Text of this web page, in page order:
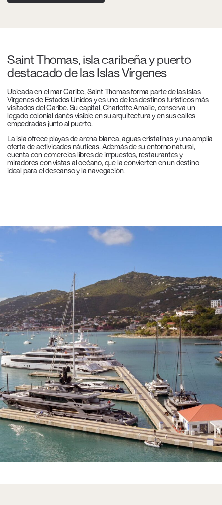
Saint Thomas, isla caribeña y puerto
destacado de las Islas Vírgenes
Ubicada en el mar Caribe, Saint Thomas forma parte de las Islas
Vírgenes de Estados Unidos y es uno de los destinos turísticos más
visitados del Caribe. Su capital, Charlotte Amalie, conserva un
legado colonial danés visible en su arquitectura y en sus calles
empedradas junto al puerto.
La isla ofrece playas de arena blanca, aguas cristalinas y una amplia
oferta de actividades náuticas. Además de su entorno natural,
cuenta con comercios libres de impuestos, restaurantes y
miradores con vistas al océano, que la convierten en un destino
ideal para el descanso y la navegación.